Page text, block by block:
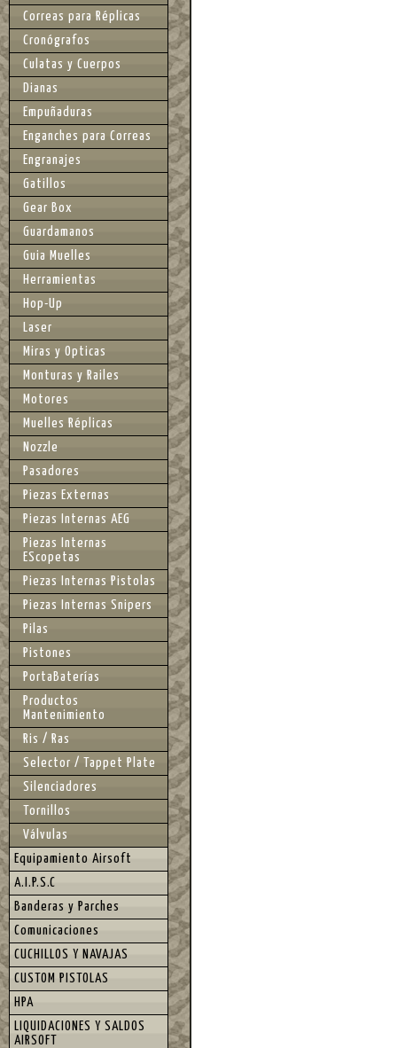
Correas para Réplicas
Cronógrafos
Culatas y Cuerpos
Dianas
Empuñaduras
Enganches para Correas
Engranajes
Gatillos
Gear Box
Guardamanos
Guia Muelles
Herramientas
Hop-Up
Laser
Miras y Opticas
Monturas y Railes
Motores
Muelles Réplicas
Nozzle
Pasadores
Piezas Externas
Piezas Internas AEG
Piezas Internas
EScopetas
Piezas Internas Pistolas
Piezas Internas Snipers
Pilas
Pistones
PortaBaterías
Productos
Mantenimiento
Ris / Ras
Selector / Tappet Plate
Silenciadores
Tornillos
Válvulas
Equipamiento Airsoft
A.I.P.S.C
Banderas y Parches
Comunicaciones
CUCHILLOS Y NAVAJAS
CUSTOM PISTOLAS
HPA
LIQUIDACIONES Y SALDOS
AIRSOFT